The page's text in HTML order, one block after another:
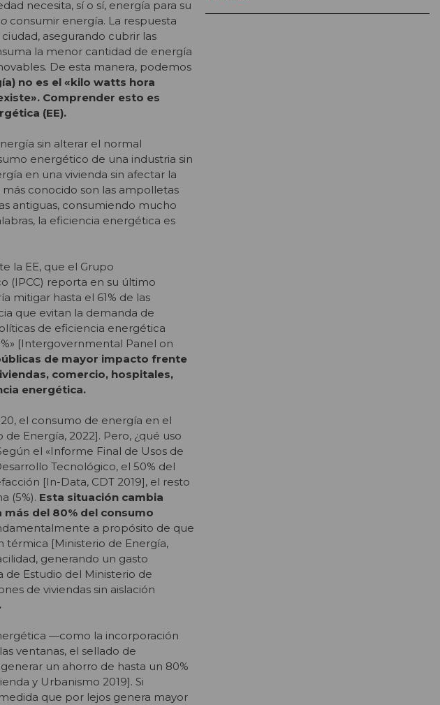
necesita, sí o sí, energía para su
consumir energía. La respuesta
asegurando cubrir las
la menor cantidad de energía
De esta manera, podemos
no es el «kilo watts hora
Comprender esto es
(EE).
sin alterar el normal
energético de una industria sin
en una vivienda sin afectar la
conocido son las ampolletas
antiguas, consumiendo mucho
la eficiencia energética es
la EE, que el Grupo
(IPCC) reporta en su último
mitigar hasta el 61% de las
que evitan la demanda de
de eficiencia energética
[Intergovernmental Panel on
de mayor impacto frente
comercio, hospitales,
energética.
el consumo de energía en el
Energía, 2022]. Pero, ¿qué uso
el «Informe Final de Usos de
Tecnológico, el 50% del
[In-Data, CDT 2019], el resto
(5%). Esta situación cambia
del 80% del consumo
a propósito de que
térmica [Ministerio de Energía,
generando un gasto
de Estudio del Ministerio de
de viviendas sin aislación
.
—como la incorporación
ventanas, el sellado de
un ahorro de hasta un 80%
y Urbanismo 2019]. Si
que por lejos genera mayor